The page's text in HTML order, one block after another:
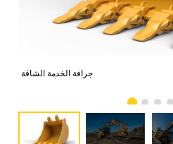
جرافة الخدمة الشاقة